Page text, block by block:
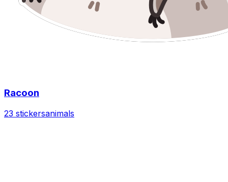
Racoon
23 stickersanimals